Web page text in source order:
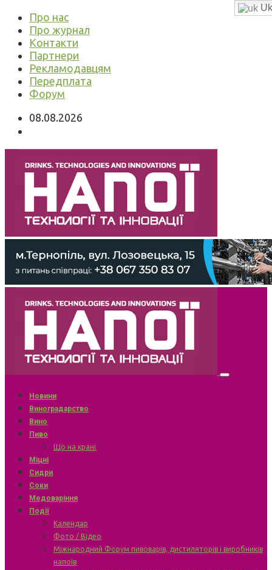
Про нас
Про журнал
Контакти
Партнери
Рекламодавцям
Передплата
Форум
08.08.2026
Новини
Виноградарство
Вино
Пиво
Що на крані
Міцні
Сидри
Соки
Медоваріння
Події
Календар
Фото / Відео
Міжнародний Форум пивоварів, дистиляторів і виробників
напоїв